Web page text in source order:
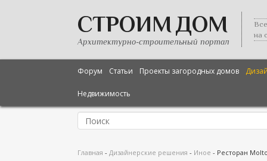
СТРОИМ ДОМ
Архитектурно-строительный портал
на
Форум Статьи Проекты загородных домов
Недвижимость
Главная - Дизайнерские решения - Иное - Ресторан